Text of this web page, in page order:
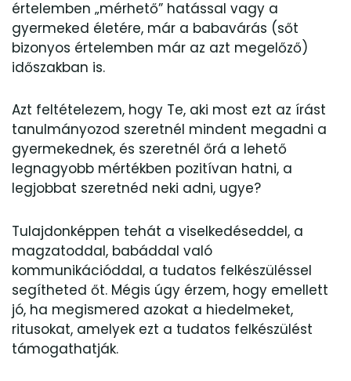
értelemben „mérhető” hatással vagy a
gyermeked életére, már a babavárás (sőt
bizonyos értelemben már az azt megelőző)
időszakban is.
Azt feltételezem, hogy Te, aki most ezt az írást
tanulmányozod szeretnél mindent megadni a
gyermekednek, és szeretnél őrá a lehető
legnagyobb mértékben pozitívan hatni, a
legjobbat szeretnéd neki adni, ugye?
Tulajdonképpen tehát a viselkedéseddel, a
magzatoddal, babáddal való
kommunikációddal, a tudatos felkészüléssel
segítheted őt. Mégis úgy érzem, hogy emellett
jó, ha megismered azokat a hiedelmeket,
ritusokat, amelyek ezt a tudatos felkészülést
támogathatják.